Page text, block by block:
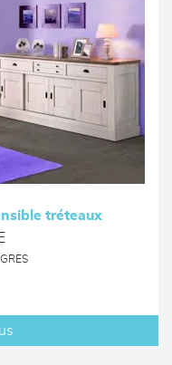
tréteaux